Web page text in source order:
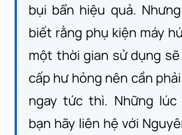
bụi bẩn hiệu quả.
biết rằng phụ kiện máy
một thời gian sử dụng
cấp hư hỏng nên cần
ngay tức thì. Những lúc
bạn hãy liên hệ với